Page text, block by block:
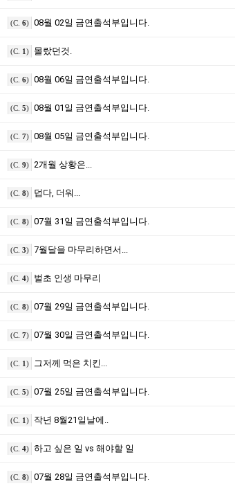
(C. 6) 08월 02일 금연출석부입니다.
(C. 1) 몰랐던것.
(C. 6) 08월 06일 금연출석부입니다.
(C. 5) 08월 01일 금연출석부입니다.
(C. 7) 08월 05일 금연출석부입니다.
(C. 9) 2개월 상황은...
(C. 8) 덥다, 더워...
(C. 8) 07월 31일 금연출석부입니다.
(C. 3) 7월달을 마무리하면서...
(C. 4) 벌초 인생 마무리
(C. 8) 07월 29일 금연출석부입니다.
(C. 7) 07월 30일 금연출석부입니다.
(C. 1) 그저께 먹은 치킨...
(C. 5) 07월 25일 금연출석부입니다.
(C. 1) 작년 8월21일날에..
(C. 4) 하고 싶은 일 vs 해야할 일
(C. 8) 07월 28일 금연출석부입니다.